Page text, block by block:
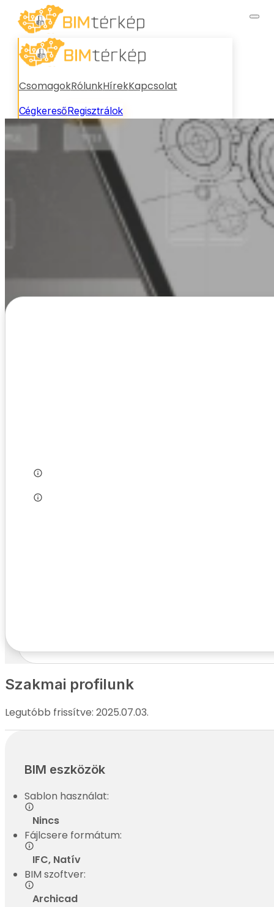
CsomagokRólunkHírekKapcsolat
CégkeresőRegisztrálok
Szakmai profilunk
Legutóbb frissítve: 2025.07.03.
BIM eszközök
Sablon használat:
Nincs
Fájlcsere formátum:
IFC, Natív
BIM szoftver:
Archicad